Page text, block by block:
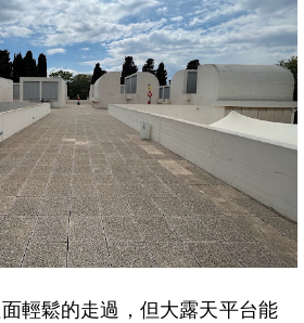
輕鬆的走過，但大露天平台能